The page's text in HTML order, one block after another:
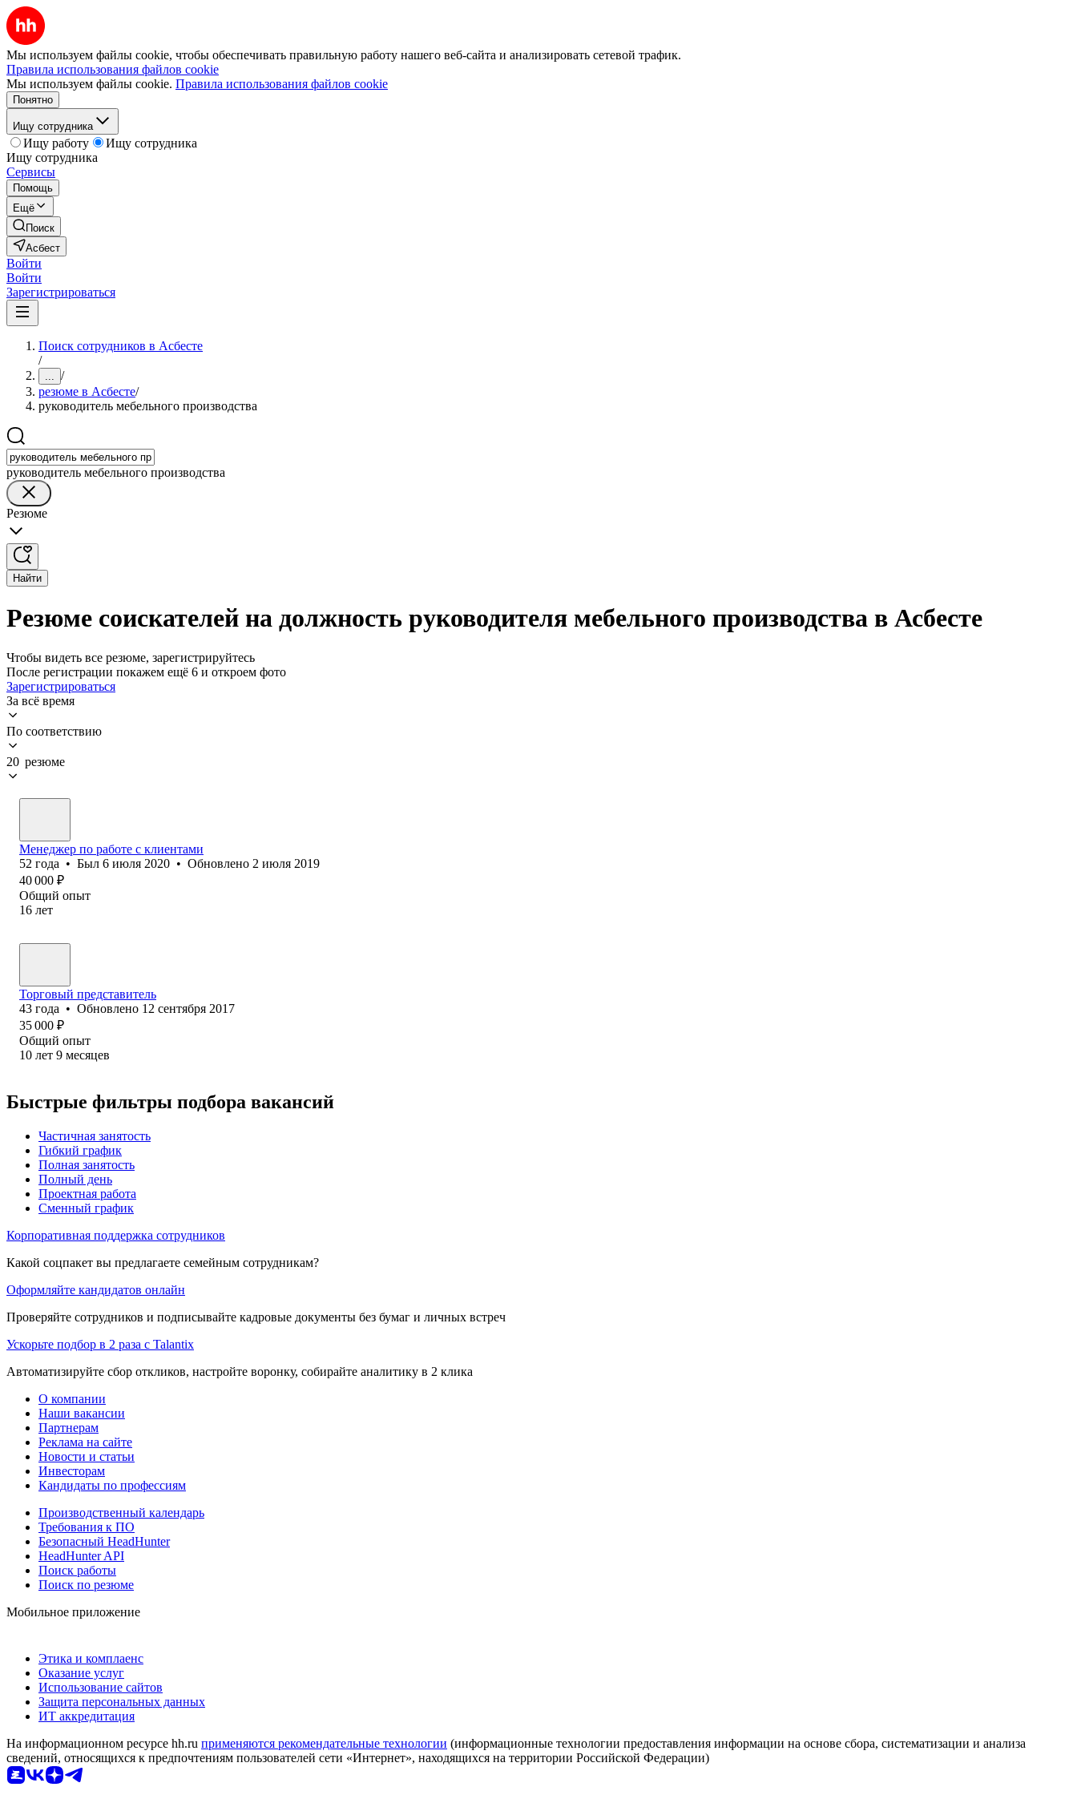
Мы используем файлы cookie, чтобы обеспечивать правильную работу нашего веб-сайта и анализировать сетевой трафик.
Правила использования файлов cookie
Мы используем файлы cookie. Правила использования файлов cookie
Понятно
Ищу сотрудника
Ищу работу
Ищу сотрудника
Ищу сотрудника
Сервисы
Помощь
Ещё
Поиск
Асбест
Войти
Войти
Зарегистрироваться
Поиск сотрудников в Асбесте
/
... /
резюме в Асбесте/
руководитель мебельного производства
руководитель мебельного производства
Резюме
Найти
Резюме соискателей на должность руководителя мебельного производства в Асбесте
Чтобы видеть все резюме, зарегистрируйтесь
После регистрации покажем ещё 6 и откроем фото
Зарегистрироваться
За всё время
По соответствию
20 резюме
Менеджер по работе с клиентами
52 года • Был 6 июля 2020 • Обновлено 2 июля 2019
40 000 ₽
Общий опыт
16 лет
Торговый представитель
43 года • Обновлено 12 сентября 2017
35 000 ₽
Общий опыт
10 лет 9 месяцев
Быстрые фильтры подбора вакансий
Частичная занятость
Гибкий график
Полная занятость
Полный день
Проектная работа
Сменный график
Корпоративная поддержка сотрудников
Какой соцпакет вы предлагаете семейным сотрудникам?
Оформляйте кандидатов онлайн
Проверяйте сотрудников и подписывайте кадровые документы без бумаг и личных встреч
Ускорьте подбор в 2 раза с Talantix
Автоматизируйте сбор откликов, настройте воронку, собирайте аналитику в 2 клика
О компании
Наши вакансии
Партнерам
Реклама на сайте
Новости и статьи
Инвесторам
Кандидаты по профессиям
Производственный календарь
Требования к ПО
Безопасный HeadHunter
HeadHunter API
Поиск работы
Поиск по резюме
Мобильное приложение
Этика и комплаенс
Оказание услуг
Использование сайтов
Защита персональных данных
ИТ аккредитация
На информационном ресурсе hh.ru применяются рекомендательные технологии (информационные технологии предоставления информации на основе сбора, систематизации и анализа
сведений, относящихся к предпочтениям пользователей сети «Интернет», находящихся на территории Российской Федерации)